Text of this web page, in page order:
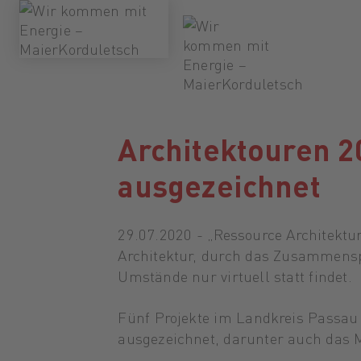
Architektouren
ausgezeichnet
29.07.2020 - „Ressource
Architektur, durch das
Umstände nur virtuell statt findet.
Fünf Projekte im Landkreis
ausgezeichnet, darunter auch das